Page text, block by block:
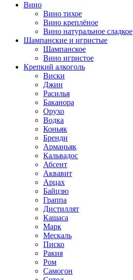
Вино
Вино тихое
Вино креплёное
Вино натуральное сладкое
Шампанские и игристые
Шампанское
Вино игристое
Крепкий алкоголь
Виски
Джин
Расилья
Баканора
Орухо
Водка
Коньяк
Бренди
Арманьяк
Кальвадос
Абсент
Аквавит
Арцах
Байцзю
Граппа
Дистиллят
Кашаса
Марк
Мескаль
Писко
Ракия
Ром
Самогон